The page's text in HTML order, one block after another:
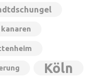
kanaren
Köln